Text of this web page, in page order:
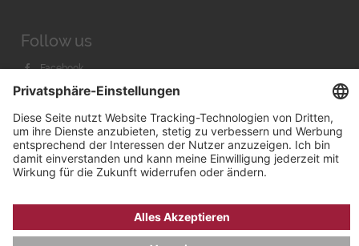
Follow us
Facebook
Instagram
Youtube
Bachmann & Scher GmbH / Watchandco GmbH